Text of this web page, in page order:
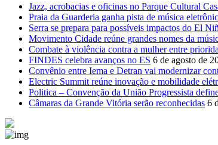
Jazz, acrobacias e oficinas no Parque Cultural
Praia da Guarderia ganha pista de música
Serra se prepara para possíveis impactos do El
Movimento Cidade reúne grandes nomes da
Combate à violência contra a mulher entre
FINDES celebra avanços no ES 6 de agosto de
Convênio entre Iema e Detran vai modernizar
Electric Summit reúne inovação e mobilidade
Politica – Convenção da União Progressista
Câmaras da Grande Vitória serão reconhecidas 6